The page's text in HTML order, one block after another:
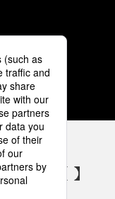
5
カウント